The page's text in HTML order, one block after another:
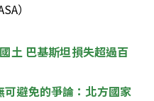
）
土 巴基斯坦損失超過百
可避免的爭論：北方國家